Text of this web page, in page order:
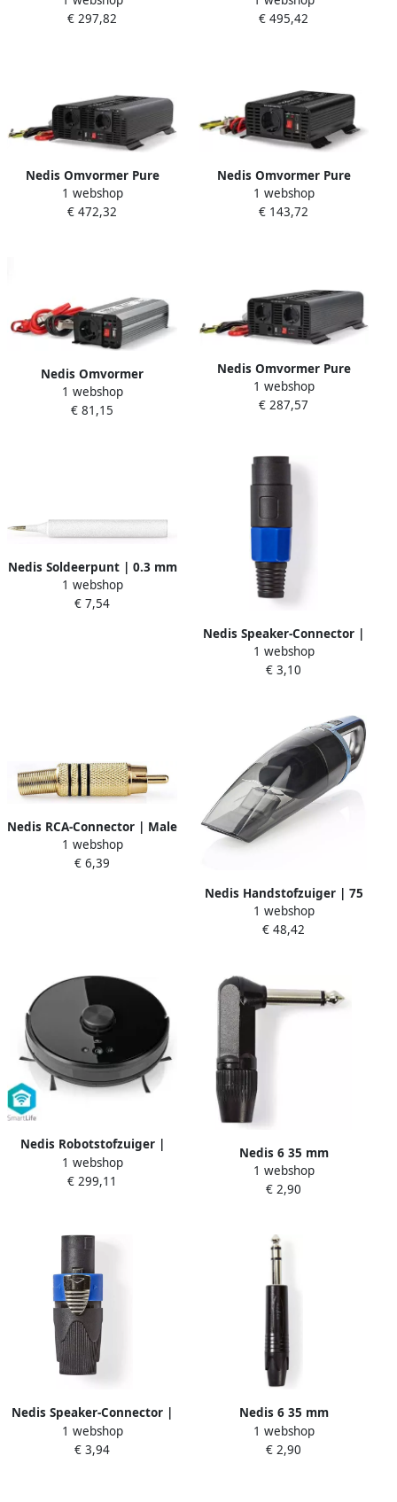
24 V DC | Apparaat
€ 297,82
24 V DC | Apparaat
€ 495,42
Nedis Omvormer Pure
Sinusgolf | Ingangsvoltage:
12 V DC | Apparaat
1 webshop
€ 472,32
Nedis Omvormer Pure
Sinusgolf | Ingangsvoltage:
12 V DC | Apparaat
1 webshop
€ 143,72
Nedis Omvormer
Gemodificeerde Sinusgolf |
Ingangsvoltage: 12 V DC |
1 webshop
€ 81,15
Nedis Omvormer Pure
Sinusgolf | Ingangsvoltage:
12 V DC | Apparaat
| Piekvermogen: 2000 W |
1 webshop
€ 287,57
Nedis Soldeerpunt | 0.3 mm
| Zilver | 5 stuks SOTI2
1 webshop
€ 7,54
Nedis Speaker-Connector |
Male | Soldeer | 8 mm | 1
stuks COTP16901BK
1 webshop
€ 3,10
Nedis RCA-Connector | Male
| Soldeer | 7.0 mm | Goud
Zwart | 10 Stuks | 1 stuks
1 webshop
€ 6,39
Nedis Handstofzuiger | 75
W | Droog Nat | Li-Ion |
Blauw Grijs | 1 stuks
1 webshop
€ 48,42
Nedis Robotstofzuiger |
Laser navigatie | Wi-Fi | 0.6
l | Zwart | 1 stuks
1 webshop
€ 299,11
Nedis 6 35 mm
Audioconnector | Gehoekt |
Male | Soldeer | 8.0 mm | 1
1 webshop
€ 2,90
Nedis Speaker-Connector |
Male | Soldeer | 8 mm | 1
stuks COTP16900BK
1 webshop
€ 3,94
Nedis 6 35 mm
Audioconnector | Male |
Soldeer | 6.0 mm | 1 stuks
1 webshop
€ 2,90